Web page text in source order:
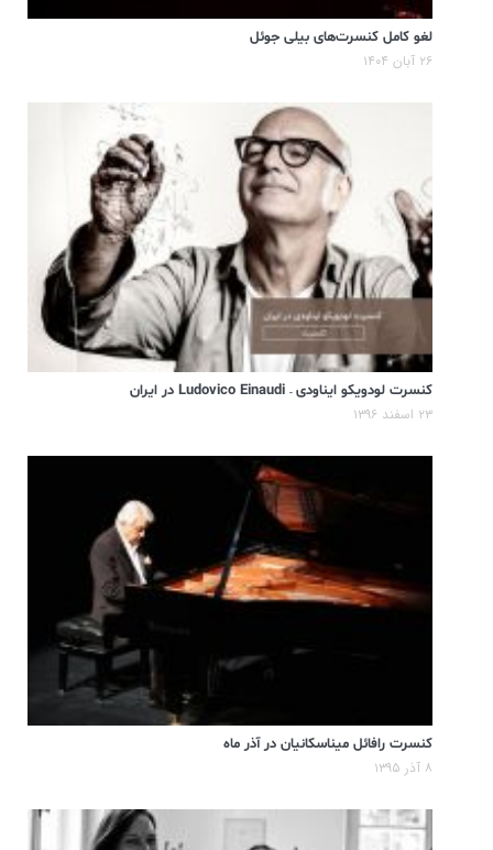
لغو کامل کنسرت‌های بیلی جوئل
۲۶ آبان ۱۴۰۴
کنسرت لودویکو ایناودی – Ludovico Einaudi در ایران
۲۳ اسفند ۱۳۹۶
کنسرت رافائل میناسکانیان در آذر ماه
۸ آذر ۱۳۹۵